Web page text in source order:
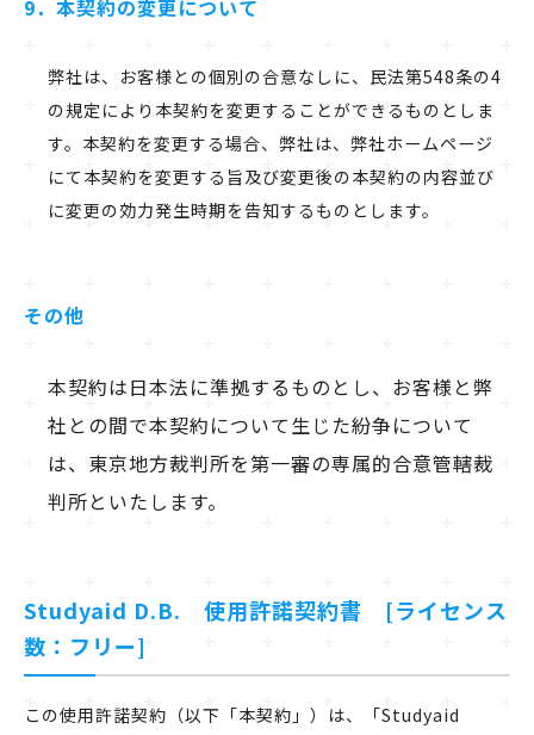
9．本契約の変更について
弊社は、お客様との個別の合意なしに、民法第548条の4
の規定により本契約を変更することができるものとしま
す。本契約を変更する場合、弊社は、弊社ホームページ
にて本契約を変更する旨及び変更後の本契約の内容並び
に変更の効力発生時期を告知するものとします。
その他
本契約は日本法に準拠するものとし、お客様と弊
社との間で本契約について生じた紛争について
は、東京地方裁判所を第一審の専属的合意管轄裁
判所といたします。
Studyaid D.B. 使用許諾契約書 [ライセンス
数：フリー]
この使用許諾契約（以下「本契約」）は、「Studyaid